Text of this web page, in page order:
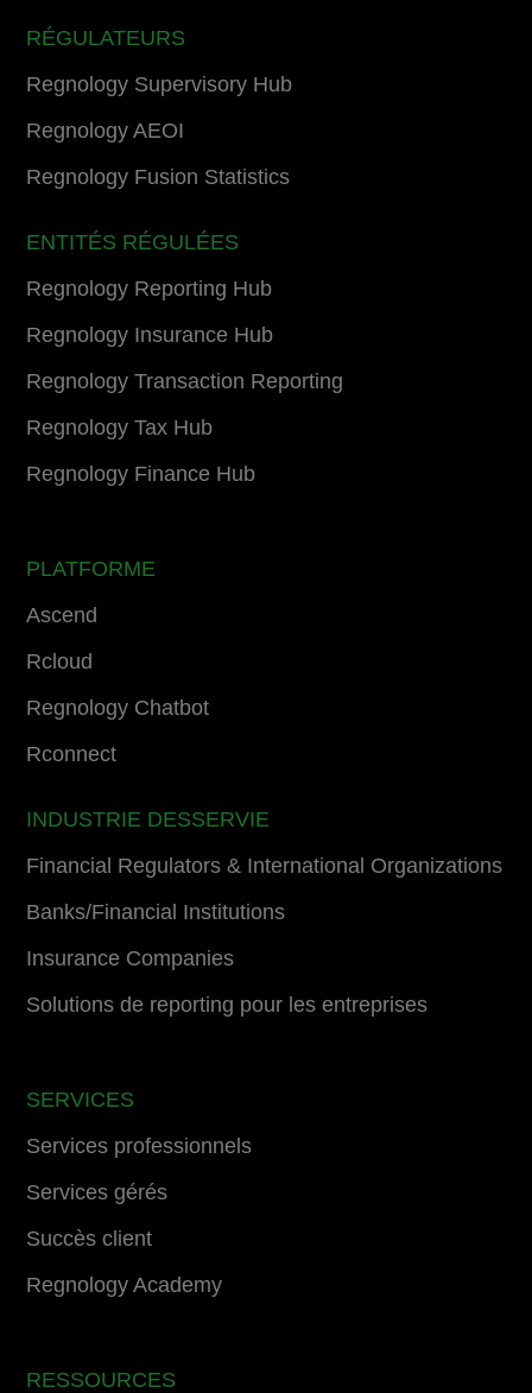
RÉGULATEURS
Regnology Supervisory Hub
Regnology AEOI
Regnology Fusion Statistics
ENTITÉS RÉGULÉES
Regnology Reporting Hub
Regnology Insurance Hub
Regnology Transaction Reporting
Regnology Tax Hub
Regnology Finance Hub
PLATFORME
Ascend
Rcloud
Regnology Chatbot
Rconnect
INDUSTRIE DESSERVIE
Financial Regulators & International Organizations
Banks/Financial Institutions
Insurance Companies
Solutions de reporting pour les entreprises
SERVICES
Services professionnels
Services gérés
Succès client
Regnology Academy
RESSOURCES